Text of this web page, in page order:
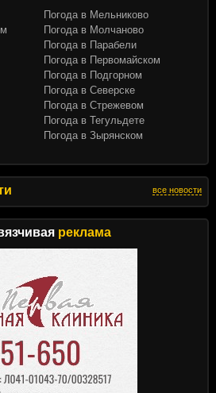
все новости
реклама
Погода в Мельниково
Погода в Молчаново
Погода в Парабели
Погода в Первомайском
Погода в Подгорном
Погода в Северске
Погода в Стрежевом
Погода в Тегульдете
Погода в Зырянском